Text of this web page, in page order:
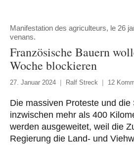
Manifestation des agriculteurs, le 26
venans.
Französische Bauern
Woche blockieren
27. Januar 2024 Ralf Streck 12
Die massiven Proteste und die
inzwischen mehr als 400
werden ausgeweitet, weil die
Regierung die Land- und